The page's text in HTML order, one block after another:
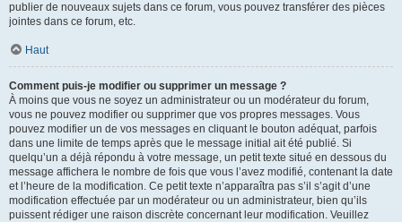
publier de nouveaux sujets dans ce forum, vous pouvez transférer des pièces
jointes dans ce forum, etc.
Haut
Comment puis-je modifier ou supprimer un message ?
À moins que vous ne soyez un administrateur ou un modérateur du forum,
vous ne pouvez modifier ou supprimer que vos propres messages. Vous
pouvez modifier un de vos messages en cliquant le bouton adéquat, parfois
dans une limite de temps après que le message initial ait été publié. Si
quelqu’un a déjà répondu à votre message, un petit texte situé en dessous du
message affichera le nombre de fois que vous l’avez modifié, contenant la date
et l’heure de la modification. Ce petit texte n’apparaîtra pas s’il s’agit d’une
modification effectuée par un modérateur ou un administrateur, bien qu’ils
puissent rédiger une raison discrète concernant leur modification. Veuillez